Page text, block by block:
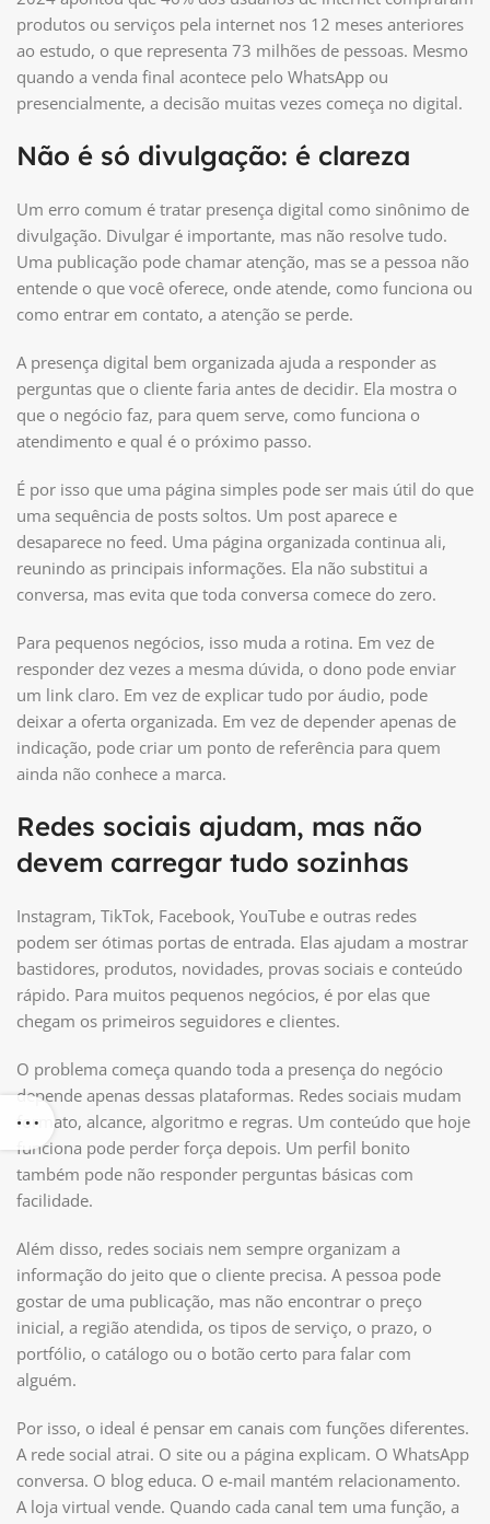
produtos ou serviços pela internet nos 12 meses anteriores
ao estudo, o que representa 73 milhões de pessoas. Mesmo
quando a venda final acontece pelo WhatsApp ou
presencialmente, a decisão muitas vezes começa no digital.
Não é só divulgação: é clareza
Um erro comum é tratar presença digital como sinônimo de
divulgação. Divulgar é importante, mas não resolve tudo.
Uma publicação pode chamar atenção, mas se a pessoa não
entende o que você oferece, onde atende, como funciona ou
como entrar em contato, a atenção se perde.
A presença digital bem organizada ajuda a responder as
perguntas que o cliente faria antes de decidir. Ela mostra o
que o negócio faz, para quem serve, como funciona o
atendimento e qual é o próximo passo.
É por isso que uma página simples pode ser mais útil do que
uma sequência de posts soltos. Um post aparece e
desaparece no feed. Uma página organizada continua ali,
reunindo as principais informações. Ela não substitui a
conversa, mas evita que toda conversa comece do zero.
Para pequenos negócios, isso muda a rotina. Em vez de
responder dez vezes a mesma dúvida, o dono pode enviar
um link claro. Em vez de explicar tudo por áudio, pode
deixar a oferta organizada. Em vez de depender apenas de
indicação, pode criar um ponto de referência para quem
ainda não conhece a marca.
Redes sociais ajudam, mas não
devem carregar tudo sozinhas
Instagram, TikTok, Facebook, YouTube e outras redes
podem ser ótimas portas de entrada. Elas ajudam a mostrar
bastidores, produtos, novidades, provas sociais e conteúdo
rápido. Para muitos pequenos negócios, é por elas que
chegam os primeiros seguidores e clientes.
O problema começa quando toda a presença do negócio
depende apenas dessas plataformas. Redes sociais mudam
formato, alcance, algoritmo e regras. Um conteúdo que hoje
funciona pode perder força depois. Um perfil bonito
também pode não responder perguntas básicas com
facilidade.
Além disso, redes sociais nem sempre organizam a
informação do jeito que o cliente precisa. A pessoa pode
gostar de uma publicação, mas não encontrar o preço
inicial, a região atendida, os tipos de serviço, o prazo, o
portfólio, o catálogo ou o botão certo para falar com
alguém.
Por isso, o ideal é pensar em canais com funções diferentes.
A rede social atrai. O site ou a página explicam. O WhatsApp
conversa. O blog educa. O e-mail mantém relacionamento.
A loja virtual vende. Quando cada canal tem uma função, a